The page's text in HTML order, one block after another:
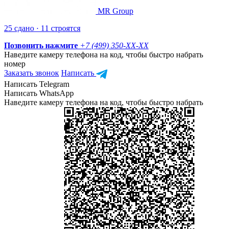
MR Group
25 сдано · 11 строятся
Позвонить нажмите +7 (499) 350-XX-XX
Наведите камеру телефона на код, чтобы быстро набрать
номер
Заказать звонок Написать
Написать Telegram
Написать WhatsApp
Наведите камеру телефона на код, чтобы быстро набрать